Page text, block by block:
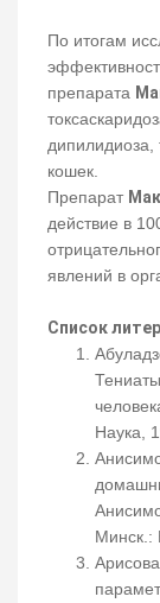
По итогам
препарата
дипилидиоза,
кошек.
Препарат
действие в
явлений в
Список
Наука,
Минск.: